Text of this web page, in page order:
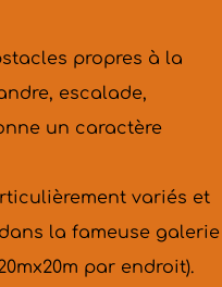
propres à la
escalade,
un caractère
variés et
la fameuse galerie
par endroit).